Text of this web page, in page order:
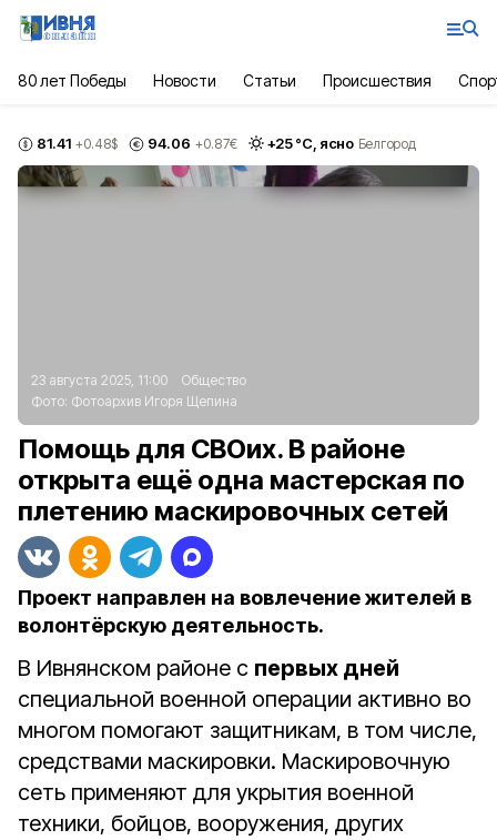
80 лет Победы Новости Статьи Происшествия
81.41 +0.48$ 94.06 +0.87€ +25°С, ясно Белгород
23 августа 2025, 11:00
Общество
Фото: Фотоархив Игоря Щепина
Помощь для СВОих. В районе
открыта ещё одна мастерская по
плетению маскировочных сетей
Проект направлен на вовлечение жителей в
волонтёрскую деятельность.
В Ивнянском районе с первых дней
специальной военной операции активно во
многом помогают защитникам, в том числе,
средствами маскировки. Маскировочную
сеть применяют для укрытия военной
техники, бойцов, вооружения, других